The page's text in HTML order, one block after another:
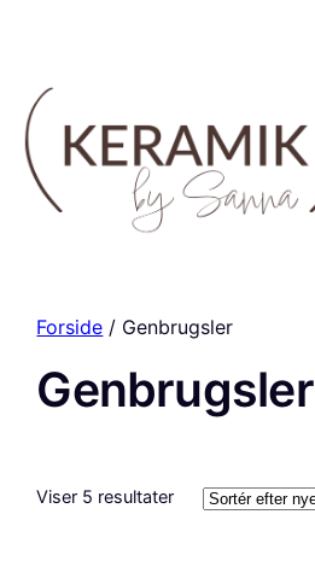
Forside / Genbrugsler
Genbrugsler
Viser 5 resultaterSorteret